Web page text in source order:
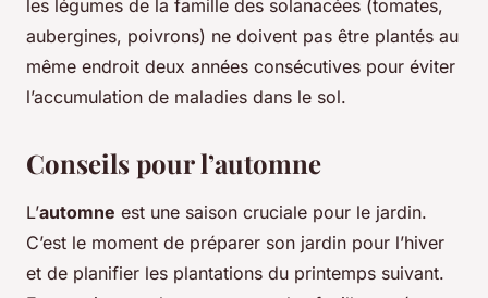
les légumes de la famille des solanacées (tomates,
aubergines, poivrons) ne doivent pas être plantés au
même endroit deux années consécutives pour éviter
l’accumulation de maladies dans le sol.
Conseils pour l’automne
L’automne est une saison cruciale pour le jardin.
C’est le moment de préparer son jardin pour l’hiver
et de planifier les plantations du printemps suivant.